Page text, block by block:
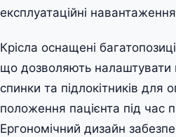
експлуатаційні
Крісла оснащені
що дозволяють налаштувати
спинки та підлокітників для
положення пацієнта під час
Ергономічний дизайн